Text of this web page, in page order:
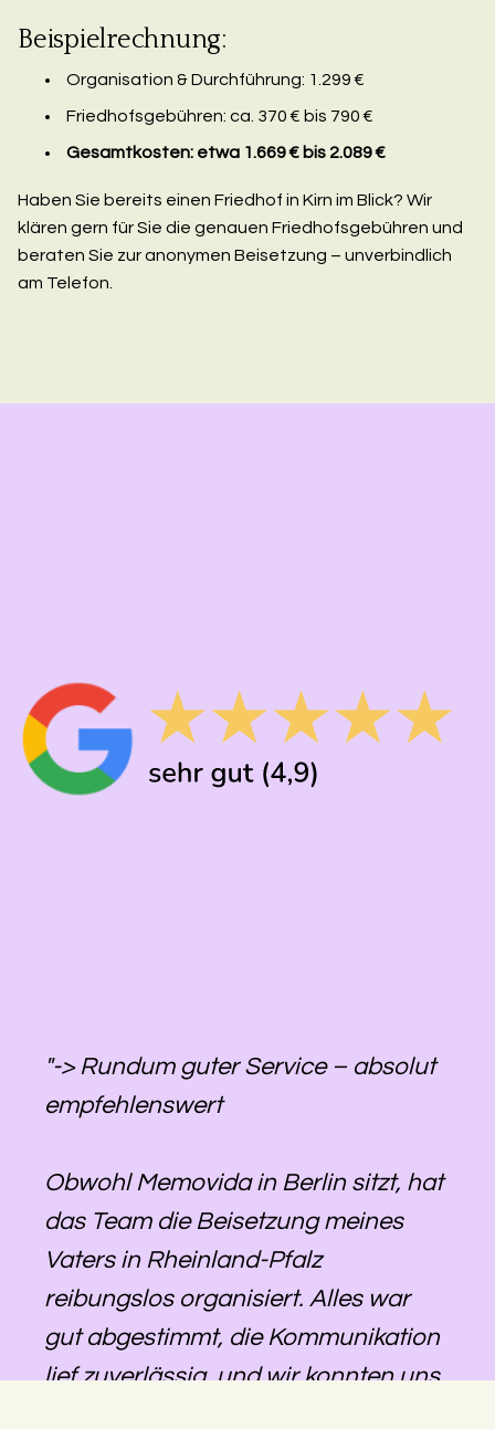
Beispielrechnung:
Organisation & Durchführung: 1.299 €
Friedhofsgebühren: ca. 370 € bis 790 €
Gesamtkosten: etwa 1.669 € bis 2.089 €
Haben Sie bereits einen Friedhof in Kirn im Blick? Wir
klären gern für Sie die genauen Friedhofsgebühren und
beraten Sie zur anonymen Beisetzung – unverbindlich
am Telefon.
"-> Rundum guter Service – absolut
empfehlenswert
Obwohl Memovida in Berlin sitzt, hat
das Team die Beisetzung meines
Vaters in Rheinland-Pfalz
reibungslos organisiert. Alles war
gut abgestimmt, die Kommunikation
lief zuverlässig, und wir konnten uns